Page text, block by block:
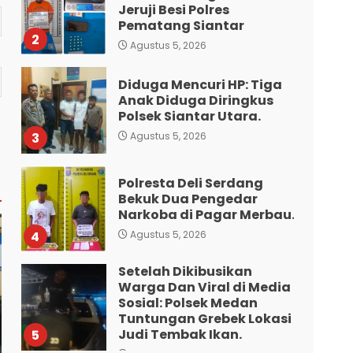
2
Jeruji Besi Polres
Pematang Siantar
Agustus 5, 2026
3
Diduga Mencuri HP: Tiga
Anak Diduga Diringkus
Polsek Siantar Utara.
Agustus 5, 2026
4
Polresta Deli Serdang
Bekuk Dua Pengedar
Narkoba di Pagar Merbau.
Agustus 5, 2026
5
Setelah Dikibusikan
Warga Dan Viral di Media
Sosial: Polsek Medan
Tuntungan Grebek Lokasi
Judi Tembak Ikan.